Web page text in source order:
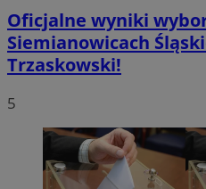
Oficjalne wyniki
Siemianowicach
Trzaskowski!
5